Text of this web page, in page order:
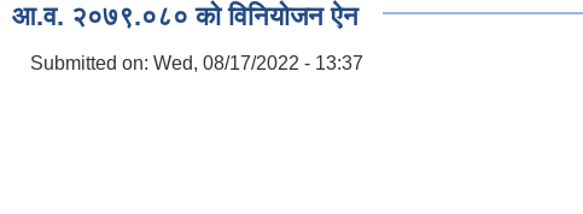
आ.व. २०७९.०८० को विनियोजन ऐन
Submitted on: Wed, 08/17/2022 - 13:37